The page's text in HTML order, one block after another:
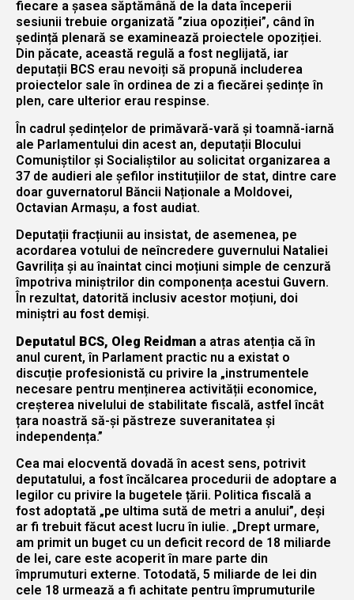
fiecare a șasea săptămână de la data începerii
sesiunii trebuie organizată ”ziua opoziției”, când în
ședință plenară se examinează proiectele opoziției.
Din păcate, această regulă a fost neglijată, iar
deputații BCS erau nevoiți să propună includerea
proiectelor sale în ordinea de zi a fiecărei ședințe în
plen, care ulterior erau respinse.
În cadrul ședințelor de primăvară-vară și toamnă-iarnă
ale Parlamentului din acest an, deputații Blocului
Comuniștilor și Socialiștilor au solicitat organizarea a
37 de audieri ale șefilor instituțiilor de stat, dintre care
doar guvernatorul Băncii Naționale a Moldovei,
Octavian Armașu, a fost audiat.
Deputații fracțiunii au insistat, de asemenea, pe
acordarea votului de neîncredere guvernului Nataliei
Gavrilița și au înaintat cinci moțiuni simple de cenzură
împotriva miniștrilor din componența acestui Guvern.
În rezultat, datorită inclusiv acestor moțiuni, doi
miniștri au fost demiși.
Deputatul BCS, Oleg Reidman a atras atenția că în
anul curent, în Parlament practic nu a existat o
discuție profesionistă cu privire la „instrumentele
necesare pentru menținerea activității economice,
creșterea nivelului de stabilitate fiscală, astfel încât
țara noastră să-și păstreze suveranitatea și
independența.”
Cea mai elocventă dovadă în acest sens, potrivit
deputatului, a fost încălcarea procedurii de adoptare a
legilor cu privire la bugetele țării. Politica fiscală a
fost adoptată „pe ultima sută de metri a anului”, deși
ar fi trebuit făcut acest lucru în iulie. „Drept urmare,
am primit un buget cu un deficit record de 18 miliarde
de lei, care este acoperit în mare parte din
împrumuturi externe. Totodată, 5 miliarde de lei din
cele 18 urmează a fi achitate pentru împrumuturile